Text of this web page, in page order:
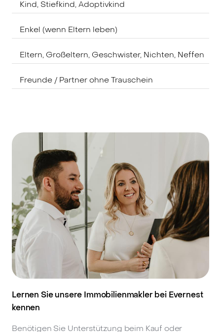
Kind, Stiefkind, Adoptivkind
Enkel (wenn Eltern leben)
Eltern, Großeltern, Geschwister, Nichten, Neffen
Freunde / Partner ohne Trauschein
Lernen Sie unsere Immobilienmakler bei Evernest
kennen
Benötigen Sie Unterstützung beim Kauf oder